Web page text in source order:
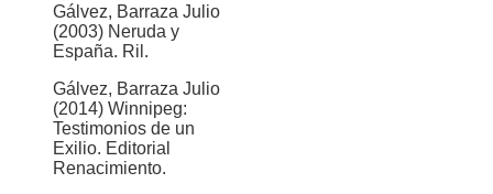
Gálvez, Barraza Julio
(2003) Neruda y
España. Ril.
Gálvez, Barraza Julio
(2014) Winnipeg:
Testimonios de un
Exilio. Editorial
Renacimiento.